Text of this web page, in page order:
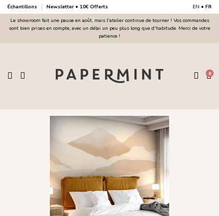
Échantillons Newsletter • 10€ Offerts EN • FR
Le showroom fait une pause en août, mais l'atelier continue de tourner ! Vos commandes
sont bien prises en compte, avec un délai un peu plus long que d'habitude. Merci de votre
patience !
0